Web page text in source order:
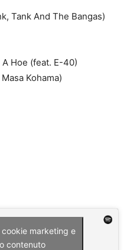
Tank And The Bangas)
Hoe (feat. E-40)
Kohama)
marketing e
contenuto